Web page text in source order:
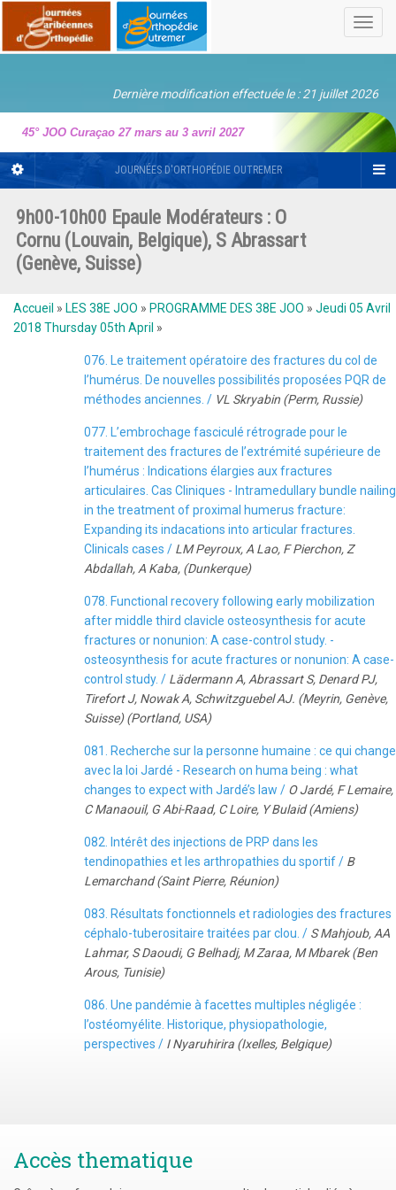
Dernière modification effectuée le : 21 juillet 2026
45° JOO Curaçao 27 mars au 3 avril 2027
JOURNÉES D'ORTHOPÉDIE OUTREMER
9h00-10h00 Epaule Modérateurs : O
Cornu (Louvain, Belgique), S Abrassart
(Genève, Suisse)
Accueil » LES 38E JOO » PROGRAMME DES 38E JOO » Jeudi 05 Avril
2018 Thursday 05th April »
076. Le traitement opératoire des fractures du col de
l’humérus. De nouvelles possibilités proposées PQR de
méthodes anciennes. / VL Skryabin (Perm, Russie)
077. L’embrochage fasciculé rétrograde pour le
traitement des fractures de l’extrémité supérieure de
l’humérus : Indications élargies aux fractures
articulaires. Cas Cliniques - Intramedullary bundle nailing
in the treatment of proximal humerus fracture:
Expanding its indacations into articular fractures.
Clinicals cases / LM Peyroux, A Lao, F Pierchon, Z
Abdallah, A Kaba, (Dunkerque)
078. Functional recovery following early mobilization
after middle third clavicle osteosynthesis for acute
fractures or nonunion: A case-control study. -
osteosynthesis for acute fractures or nonunion: A case-
control study. / Lädermann A, Abrassart S, Denard PJ,
Tirefort J, Nowak A, Schwitzguebel AJ. (Meyrin, Genève,
Suisse) (Portland, USA)
081. Recherche sur la personne humaine : ce qui change
avec la loi Jardé - Research on huma being : what
changes to expect with Jardé’s law / O Jardé, F Lemaire,
C Manaouil, G Abi-Raad, C Loire, Y Bulaid (Amiens)
082. Intérêt des injections de PRP dans les
tendinopathies et les arthropathies du sportif / B
Lemarchand (Saint Pierre, Réunion)
083. Résultats fonctionnels et radiologies des fractures
céphalo-tuberositaire traitées par clou. / S Mahjoub, AA
Lahmar, S Daoudi, G Belhadj, M Zaraa, M Mbarek (Ben
Arous, Tunisie)
086. Une pandémie à facettes multiples négligée :
l’ostéomyélite. Historique, physiopathologie,
perspectives / I Nyaruhirira (Ixelles, Belgique)
Accès thematique